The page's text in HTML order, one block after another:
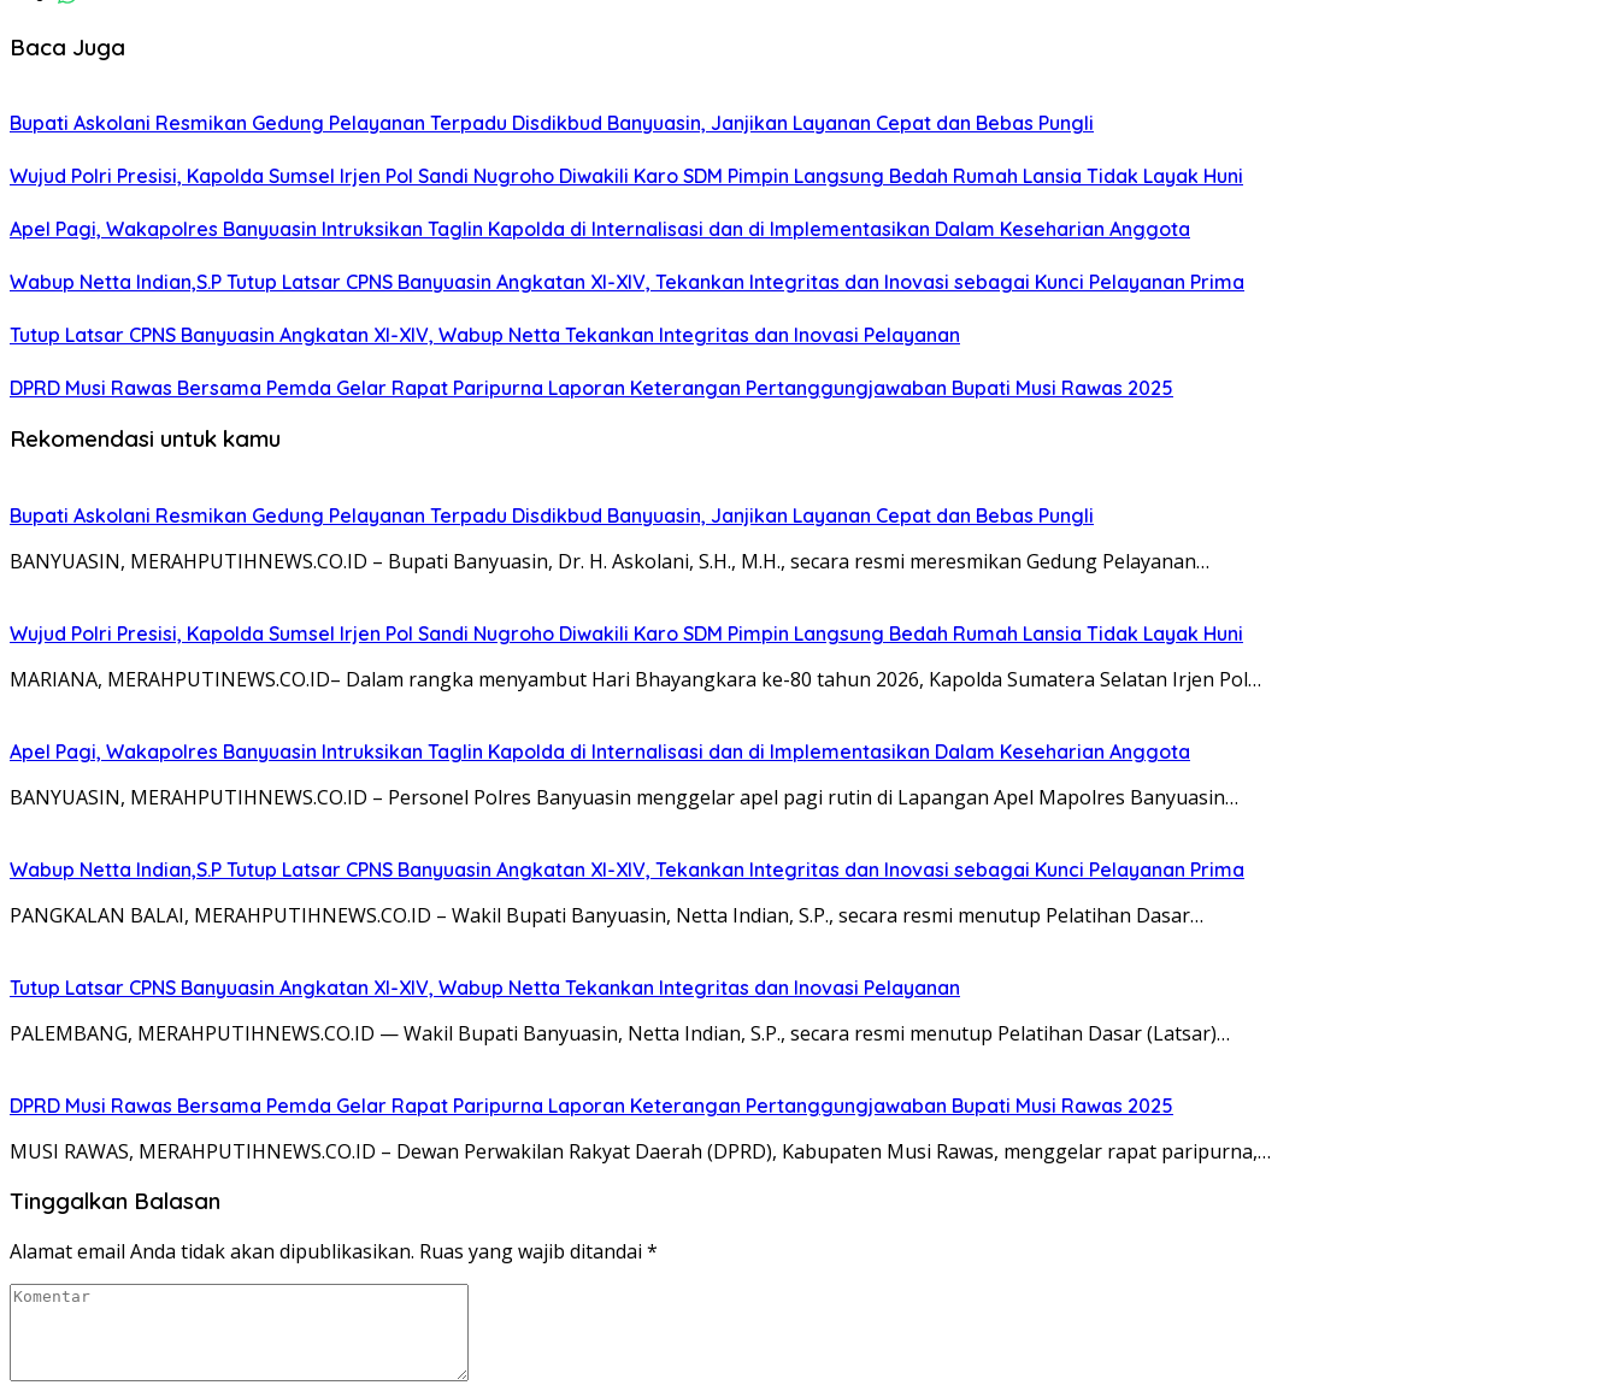
Baca Juga
Bupati Askolani Resmikan Gedung Pelayanan Terpadu Disdikbud Banyuasin, Janjikan Layanan Cepat dan Bebas Pungli
Wujud Polri Presisi, Kapolda Sumsel Irjen Pol Sandi Nugroho Diwakili Karo SDM Pimpin Langsung Bedah Rumah Lansia Tidak Layak Huni
Apel Pagi, Wakapolres Banyuasin Intruksikan Taglin Kapolda di Internalisasi dan di Implementasikan Dalam Keseharian Anggota
Wabup Netta Indian,S.P Tutup Latsar CPNS Banyuasin Angkatan XI-XIV, Tekankan Integritas dan Inovasi sebagai Kunci Pelayanan Prima
Tutup Latsar CPNS Banyuasin Angkatan XI-XIV, Wabup Netta Tekankan Integritas dan Inovasi Pelayanan
DPRD Musi Rawas Bersama Pemda Gelar Rapat Paripurna Laporan Keterangan Pertanggungjawaban Bupati Musi Rawas 2025
Rekomendasi untuk kamu
Bupati Askolani Resmikan Gedung Pelayanan Terpadu Disdikbud Banyuasin, Janjikan Layanan Cepat dan Bebas Pungli
BANYUASIN, MERAHPUTIHNEWS.CO.ID – Bupati Banyuasin, Dr. H. Askolani, S.H., M.H., secara resmi meresmikan Gedung Pelayanan…
Wujud Polri Presisi, Kapolda Sumsel Irjen Pol Sandi Nugroho Diwakili Karo SDM Pimpin Langsung Bedah Rumah Lansia Tidak Layak Huni
MARIANA, MERAHPUTINEWS.CO.ID– Dalam rangka menyambut Hari Bhayangkara ke-80 tahun 2026, Kapolda Sumatera Selatan Irjen Pol…
Apel Pagi, Wakapolres Banyuasin Intruksikan Taglin Kapolda di Internalisasi dan di Implementasikan Dalam Keseharian Anggota
BANYUASIN, MERAHPUTIHNEWS.CO.ID – Personel Polres Banyuasin menggelar apel pagi rutin di Lapangan Apel Mapolres Banyuasin…
Wabup Netta Indian,S.P Tutup Latsar CPNS Banyuasin Angkatan XI-XIV, Tekankan Integritas dan Inovasi sebagai Kunci Pelayanan Prima
PANGKALAN BALAI, MERAHPUTIHNEWS.CO.ID – Wakil Bupati Banyuasin, Netta Indian, S.P., secara resmi menutup Pelatihan Dasar…
Tutup Latsar CPNS Banyuasin Angkatan XI-XIV, Wabup Netta Tekankan Integritas dan Inovasi Pelayanan
PALEMBANG, MERAHPUTIHNEWS.CO.ID — Wakil Bupati Banyuasin, Netta Indian, S.P., secara resmi menutup Pelatihan Dasar (Latsar)…
DPRD Musi Rawas Bersama Pemda Gelar Rapat Paripurna Laporan Keterangan Pertanggungjawaban Bupati Musi Rawas 2025
MUSI RAWAS, MERAHPUTIHNEWS.CO.ID – Dewan Perwakilan Rakyat Daerah (DPRD), Kabupaten Musi Rawas, menggelar rapat paripurna,…
Tinggalkan Balasan
Alamat email Anda tidak akan dipublikasikan. Ruas yang wajib ditandai *